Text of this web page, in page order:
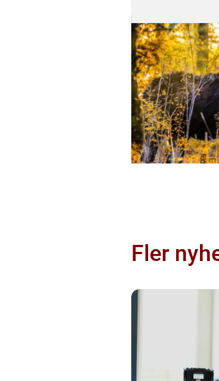
Fler